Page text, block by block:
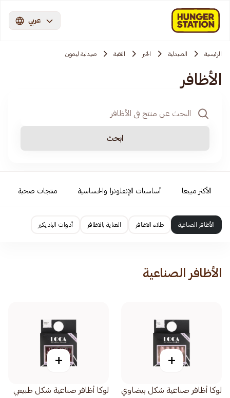
عربي
الرئيسية الصيدلية الخبر الثقبة صيدلية ليمون
الأظافر
ابحث
الأكثر مبيعا أساسيات الإنفلونزا والحساسية منتجات صحية
الأظافر الصناعية طلاء الاظافر العناية بالاظافر أدوات الباديكير
الأظافر الصناعية
+
لوكا أظافر صناعية شكل بيضاوي
+
لوكا أظافر صناعية شكل طبيعي